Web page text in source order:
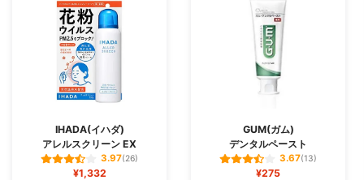
IHADA(イハダ)
アレルスクリーン EX
3.97(26)
¥1,332
GUM(ガム)
デンタルペースト
3.67(13)
¥275